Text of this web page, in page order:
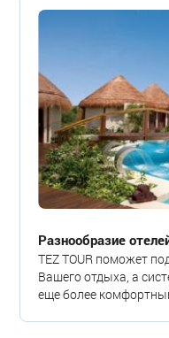
Разнообразие
TEZ TOUR поможет
Вашего отдыха, а
еще более